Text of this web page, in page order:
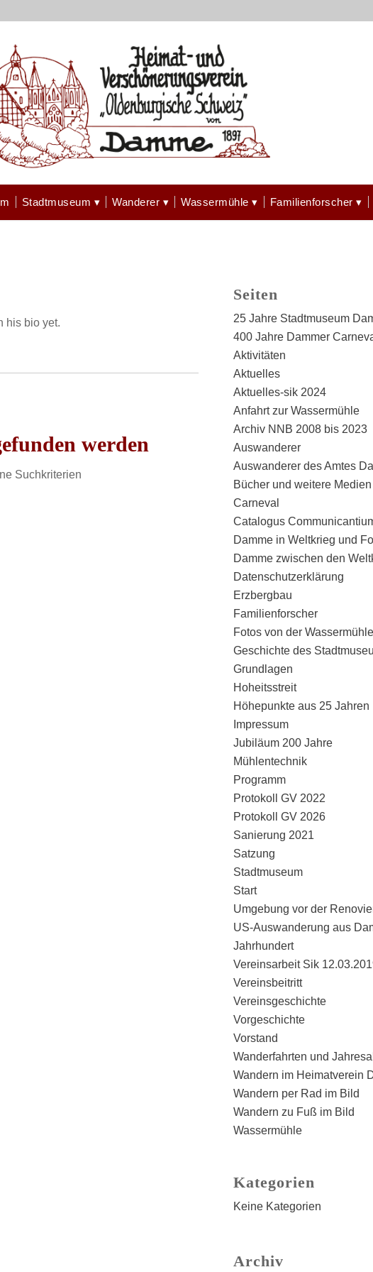
Stadtmuseum Wanderer Wassermühle Familienforscher
his bio yet.
werden
Suchkriterien
Seiten
25 Jahre Stadtmuseum
400 Jahre Dammer
Aktivitäten
Aktuelles
Aktuelles-sik 2024
Anfahrt zur Wassermühle
Archiv NNB 2008 bis 2023
Auswanderer
Auswanderer des Amtes
Bücher und weitere Medien
Carneval
Catalogus
Damme in Weltkrieg und
Damme zwischen den
Datenschutzerklärung
Erzbergbau
Familienforscher
Fotos von der Wassermühle
Geschichte des
Grundlagen
Hoheitsstreit
Höhepunkte aus 25 Jahren
Impressum
Jubiläum 200 Jahre
Mühlentechnik
Programm
Protokoll GV 2022
Protokoll GV 2026
Sanierung 2021
Satzung
Stadtmuseum
Start
Umgebung vor der
US-Auswanderung aus
Jahrhundert
Vereinsarbeit Sik
Vereinsbeitritt
Vereinsgeschichte
Vorgeschichte
Vorstand
Wanderfahrten und
Wandern im Heimatverein
Wandern per Rad im Bild
Wandern zu Fuß im Bild
Wassermühle
Kategorien
Keine Kategorien
Archiv